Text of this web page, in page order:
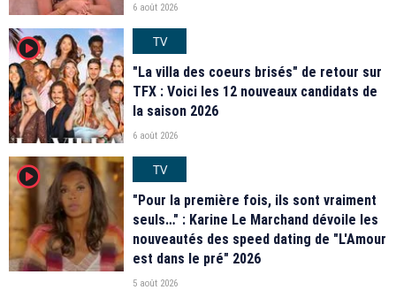
6 août 2026
player2
TV
"La villa des coeurs brisés" de retour sur
TFX : Voici les 12 nouveaux candidats de
la saison 2026
6 août 2026
player2
TV
"Pour la première fois, ils sont vraiment
seuls…" : Karine Le Marchand dévoile les
nouveautés des speed dating de "L'Amour
est dans le pré" 2026
5 août 2026